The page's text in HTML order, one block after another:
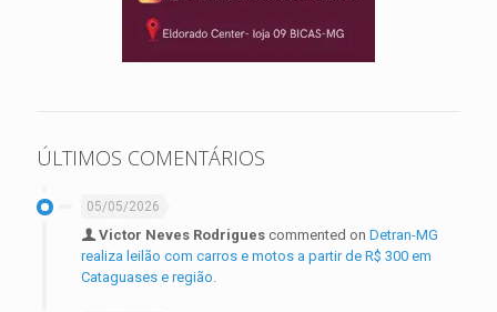
ÚLTIMOS COMENTÁRIOS
05/05/2026
Victor Neves Rodrigues commented on Detran-MG
realiza leilão com carros e motos a partir de R$ 300 em
Cataguases e região.